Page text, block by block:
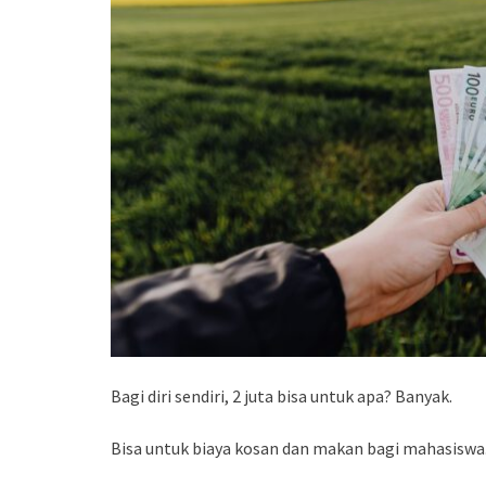
Bagi diri sendiri, 2 juta bisa untuk apa? Banyak.
Bisa untuk biaya kosan dan makan bagi